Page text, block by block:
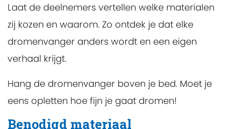
Laat de deelnemers vertellen welke materialen
zij kozen en waarom. Zo ontdek je dat elke
dromenvanger anders wordt en een eigen
verhaal krijgt.
Hang de dromenvanger boven je bed. Moet je
eens opletten hoe fijn je gaat dromen!
Benodigd materiaal